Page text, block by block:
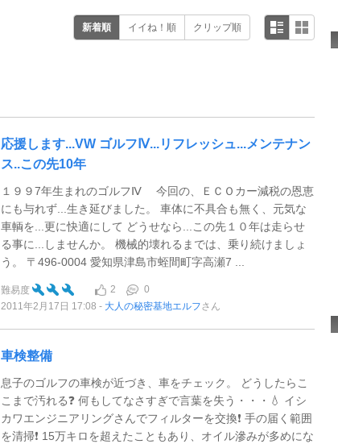
新着順 イイね！順 クリップ順
応援します...VW ゴルフⅣ...リフレッシュ...メンテナン
ス..この先10年
１９９7年生まれのゴルフⅣ 今回の、ＥＣＯカー減税の恩恵
にも与れず...生き延びました。 車体に不具合も無く、元気な
車輌を...更に快適にして どうせなら...この先１０年は走らせ
る事に...しませんか。 機械的壊れるまでは、乗り続けましょ
う。 〒496-0004 愛知県津島市蛭間町字高瀬7 ...
難易度 2
0
2011年2月17日 17:08
大人の秘密基地エルフさん
車検整備
息子のゴルフの車検が近づき、車をチェック。 どうしたらこ
こまで汚れる❓ 何もしてなさすぎで言葉を失う・・・💧 イシ
カワエンジニアリングさんでフィルターを交換❗️ 手の届く範囲
を清掃❗️ 15万キロを超えたこともあり、オイル滲みが多めにな